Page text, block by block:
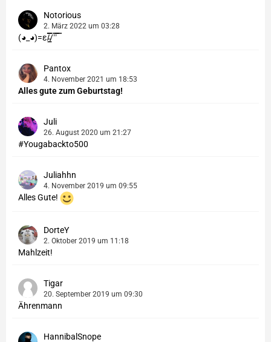
Notorious
2. März 2022 um 03:28
(◕_◕)=ε/̵͇̿̿/’̿’̿ ̿
Pantox
4. November 2021 um 18:53
Alles gute zum Geburtstag!
Juli
26. August 2020 um 21:27
#Yougabackto500
Juliahhn
4. November 2019 um 09:55
Alles Gute!
DorteY
2. Oktober 2019 um 11:18
Mahlzeit!
Tigar
20. September 2019 um 09:30
Ährenmann
HannibalSnope